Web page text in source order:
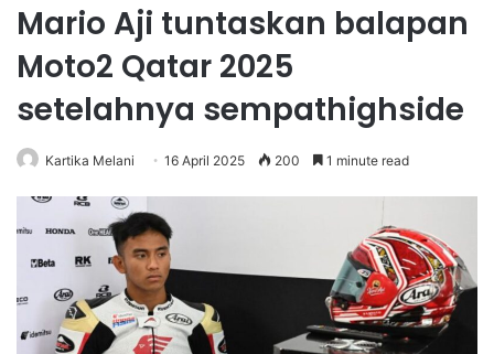
Mario Aji tuntaskan balapan
Moto2 Qatar 2025
setelahnya sempathighside
Kartika Melani 16 April 2025 200 1 minute read